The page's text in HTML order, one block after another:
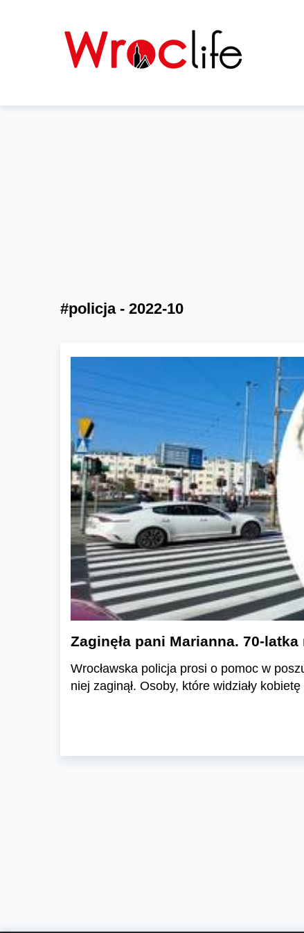
#policja - 2022-10
Zaginęła pani Marianna. 70-
Wrocławska policja prosi o pomoc w
niej zaginął. Osoby, które widziały